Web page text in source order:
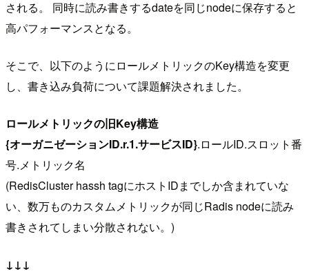
される。 同時に読み書きするdateを同じnodeに保存すると
高パフォーマンスとなる。
そこで、以下のようにロールメトリックのKey構造を変更
し、書き込み負荷について課題解決されました。
ロールメトリックの旧Key構造
{オーガニゼーションID.r.1.サービスID}.ロールID.スロット番
号.メトリック名
(RedisCluster hassh tagにホストIDまでしか含まれていな
い、数万ものカスタムメトリックが同じRadis nodeに読み
書きされてしまい分散されない。)
↓↓↓